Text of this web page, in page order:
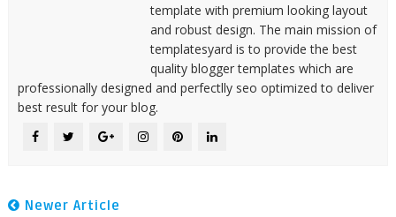
template with premium looking layout
and robust design. The main mission of
templatesyard is to provide the best
quality blogger templates which are
professionally designed and perfectlly seo optimized to deliver
best result for your blog.
Newer Article